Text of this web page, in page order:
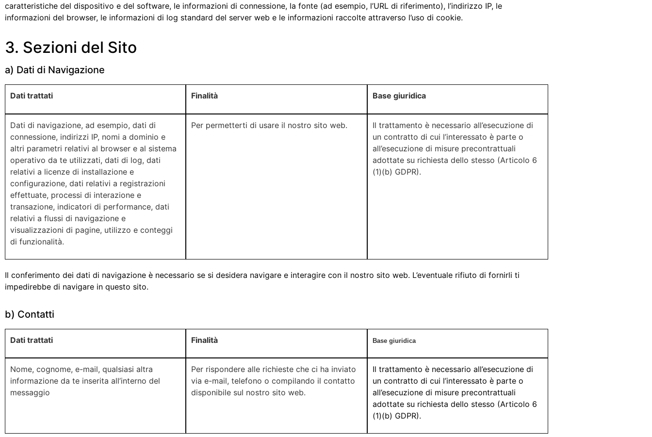
caratteristiche del dispositivo e del software, le informazioni di connessione, la fonte (ad esempio, l’URL di riferimento), l’indirizzo IP, le
informazioni del browser, le informazioni di log standard del server web e le informazioni raccolte attraverso l’uso di cookie.
3. Sezioni del Sito
a) Dati di Navigazione
Dati trattati Finalità Base giuridica
Dati di navigazione, ad esempio, dati di
connessione, indirizzi IP, nomi a dominio e
altri parametri relativi al browser e al sistema
operativo da te utilizzati, dati di log, dati
relativi a licenze di installazione e
configurazione, dati relativi a registrazioni
effettuate, processi di interazione e
transazione, indicatori di performance, dati
relativi a flussi di navigazione e
visualizzazioni di pagine, utilizzo e conteggi
di funzionalità.
Per permetterti di usare il nostro sito web.
Il trattamento è necessario all’esecuzione di
un contratto di cui l’interessato è parte o
all’esecuzione di misure precontrattuali
adottate su richiesta dello stesso (Articolo 6
(1)(b) GDPR).
Il conferimento dei dati di navigazione è necessario se si desidera navigare e interagire con il nostro sito web. L’eventuale rifiuto di fornirli ti
impedirebbe di navigare in questo sito.
b) Contatti
Dati trattati Finalità Base giuridica
Nome, cognome, e-mail, qualsiasi altra
informazione da te inserita all’interno del
messaggio
Per rispondere alle richieste che ci ha inviato
via e-mail, telefono o compilando il contatto
disponibile sul nostro sito web.
Il trattamento è necessario all’esecuzione di
un contratto di cui l’interessato è parte o
all’esecuzione di misure precontrattuali
adottate su richiesta dello stesso (Articolo 6
(1)(b) GDPR).